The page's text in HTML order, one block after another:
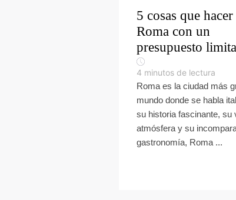
5 cosas que hacer
Roma con un
presupuesto
4 minutos de lectura
Roma es la ciudad más
mundo donde se habla
su historia fascinante, su
atmósfera y su
gastronomía, Roma ...